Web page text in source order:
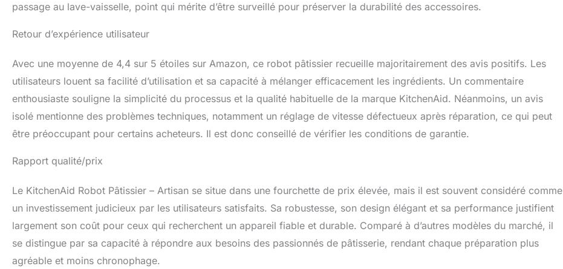
passage au lave-vaisselle, point qui mérite d’être surveillé pour préserver la durabilité des accessoires.
Retour d’expérience utilisateur
Avec une moyenne de 4,4 sur 5 étoiles sur Amazon, ce robot pâtissier recueille majoritairement des avis positifs. Les
utilisateurs louent sa facilité d’utilisation et sa capacité à mélanger efficacement les ingrédients. Un commentaire
enthousiaste souligne la simplicité du processus et la qualité habituelle de la marque KitchenAid. Néanmoins, un avis
isolé mentionne des problèmes techniques, notamment un réglage de vitesse défectueux après réparation, ce qui peut
être préoccupant pour certains acheteurs. Il est donc conseillé de vérifier les conditions de garantie.
Rapport qualité/prix
Le KitchenAid Robot Pâtissier – Artisan se situe dans une fourchette de prix élevée, mais il est souvent considéré comme
un investissement judicieux par les utilisateurs satisfaits. Sa robustesse, son design élégant et sa performance justifient
largement son coût pour ceux qui recherchent un appareil fiable et durable. Comparé à d’autres modèles du marché, il
se distingue par sa capacité à répondre aux besoins des passionnés de pâtisserie, rendant chaque préparation plus
agréable et moins chronophage.